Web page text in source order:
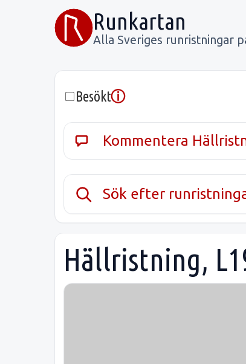
Runkartan
Alla Sveriges runristningar
Besöktⓘ
Kommentera
Sök efter
Hällristning,